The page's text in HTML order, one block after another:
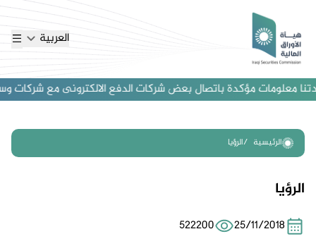
العربية
معلومات مؤكدة باتصال بعض شركات الدفع الالكترونى مع شركات
الرئيسية الرؤيا
الرؤيا
25/11/2018
522200